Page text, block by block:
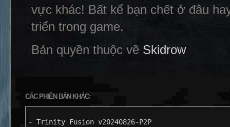
vực khác! Bất kể bạn chết ở đâu
triển trong game.
Bản quyền thuộc về Skidrow
CÁC PHIÊN BẢN KHÁC:
- Trinity Fusion v20240826-P2P